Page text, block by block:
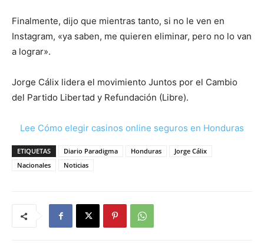
Finalmente, dijo que mientras tanto, si no le ven en
Instagram, «ya saben, me quieren eliminar, pero no lo van
a lograr».
Jorge Cálix lidera el movimiento Juntos por el Cambio
del Partido Libertad y Refundación (Libre).
Lee Cómo elegir casinos online seguros en Honduras
ETIQUETAS Diario Paradigma Honduras
Jorge Cálix
Nacionales
Noticias